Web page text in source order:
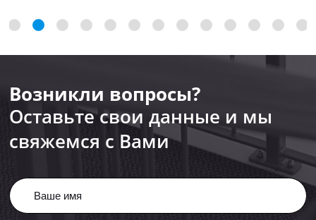
Возникли вопросы?
Оставьте свои данные и мы
свяжемся с Вами